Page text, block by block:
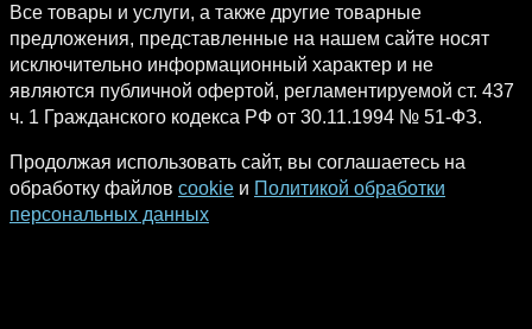
Все товары и услуги, а также другие товарные
предложения, представленные на нашем сайте носят
исключительно информационный характер и не
являются публичной офертой, регламентируемой ст. 437
ч. 1 Гражданского кодекса РФ от 30.11.1994 № 51-ФЗ.
Продолжая использовать сайт, вы соглашаетесь на
обработку файлов cookie и Политикой обработки
персональных данных